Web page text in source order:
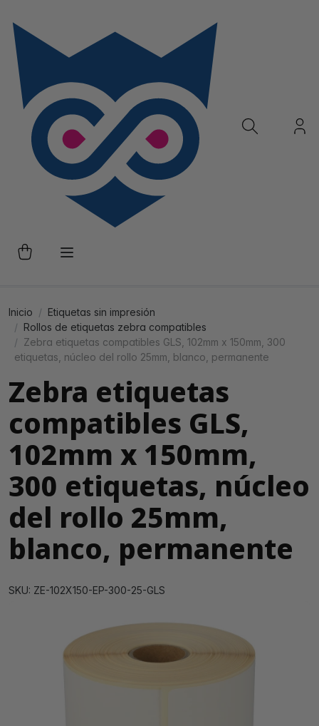
Inicio
Etiquetas sin impresión
Rollos de etiquetas zebra compatibles
Zebra etiquetas compatibles GLS, 102mm x 150mm, 300
etiquetas, núcleo del rollo 25mm, blanco, permanente
Zebra etiquetas
compatibles GLS,
102mm x 150mm,
300 etiquetas, núcleo
del rollo 25mm,
blanco, permanente
SKU: ZE-102X150-EP-300-25-GLS